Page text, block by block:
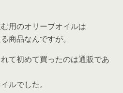
用のオリーブオイルは
商品なんですが。
て初めて買ったのは通販であ
ルでした。